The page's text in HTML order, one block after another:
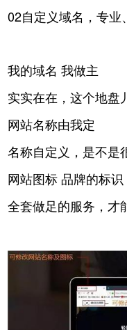
02自定义域名，专业
我的域名 我做主
实实在在，这个地盘
网站名称由我定
名称自定义，是不是
网站图标 品牌的标识
全套做足的服务，才